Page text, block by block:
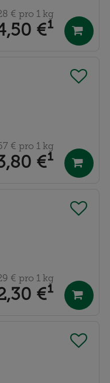
€¹
€ pro 1 kg
€¹
€ pro 1 kg
€¹
€ pro 1 kg